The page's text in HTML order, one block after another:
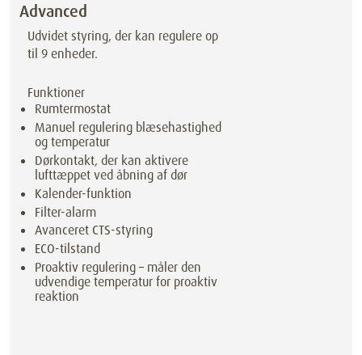
Advanced
Udvidet styring, der kan regulere op
til 9 enheder.
Funktioner
Rumtermostat
Manuel regulering blæsehastighed
og temperatur
Dørkontakt, der kan aktivere
lufttæppet ved åbning af dør
Kalender-funktion
Filter-alarm
Avanceret CTS-styring
ECO-tilstand
Proaktiv regulering – måler den
udvendige temperatur for proaktiv
reaktion